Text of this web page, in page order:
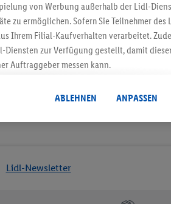
Lidl-Newsletter
von Werbung außerhalb der Lidl-
zu ermöglichen. Sofern Sie Teilnehmer des
Ihrem Filial-Kaufverhalten verarbeitet.
zur Verfügung gestellt, damit
Auftraggeber messen kann.
von Daten (z.B. über Ihre Nutzung der
Kundenkonto - z.B. Alter oder Geschlecht
und Lidl-Dienste hinweg einschließlich
zur Entwicklung von Angeboten sowie zur
ABLEHNEN ANPASSEN